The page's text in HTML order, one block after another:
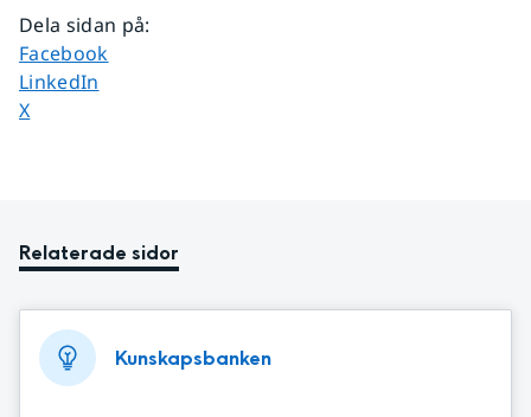
Dela sidan på:
Dela sidan på
Facebook
Dela sidan på
LinkedIn
Dela sidan på
X
Relaterade sidor
Kunskapsbanken